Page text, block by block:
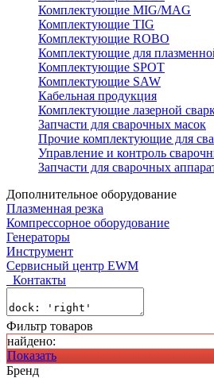
Комплектующие MIG/MAG
Комплектующие TIG
Комплектующие ROBO
Комплектующие для
Комплектующие SPOT
Комплектующие SAW
Кабельная продукция
Комплектующие лазерной
Запчасти для сварочных масок
Прочие комплектующие для
Управление и контроль
Запчасти для сварочных
Дополнительное оборудование
Плазменная резка
Компрессорное оборудование
Генераторы
Инструмент
Сервисный центр EWM
Контакты
Фильтр товаров
найдено:
Показать
Бренд